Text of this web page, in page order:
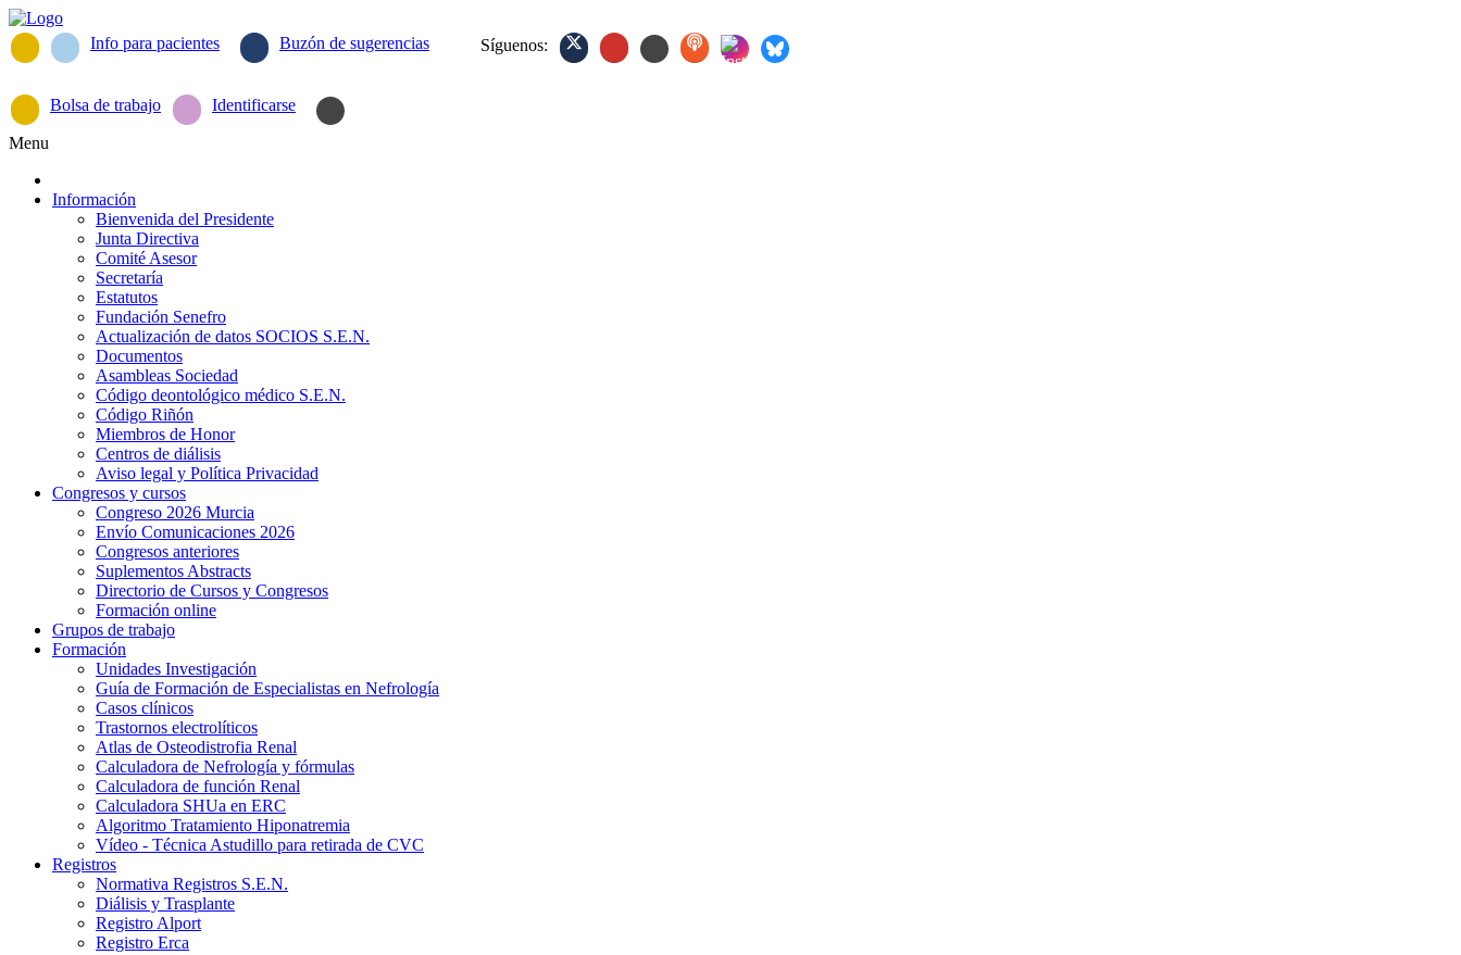
Info para pacientes Buzón de sugerencias Síguenos:
Bolsa de trabajo Identificarse
Menu
Información
Bienvenida del Presidente
Junta Directiva
Comité Asesor
Secretaría
Estatutos
Fundación Senefro
Actualización de datos SOCIOS S.E.N.
Documentos
Asambleas Sociedad
Código deontológico médico S.E.N.
Código Riñón
Miembros de Honor
Centros de diálisis
Aviso legal y Política Privacidad
Congresos y cursos
Congreso 2026 Murcia
Envío Comunicaciones 2026
Congresos anteriores
Suplementos Abstracts
Directorio de Cursos y Congresos
Formación online
Grupos de trabajo
Formación
Unidades Investigación
Guía de Formación de Especialistas en Nefrología
Casos clínicos
Trastornos electrolíticos
Atlas de Osteodistrofia Renal
Calculadora de Nefrología y fórmulas
Calculadora de función Renal
Calculadora SHUa en ERC
Algoritmo Tratamiento Hiponatremia
Vídeo - Técnica Astudillo para retirada de CVC
Registros
Normativa Registros S.E.N.
Diálisis y Trasplante
Registro Alport
Registro Erca